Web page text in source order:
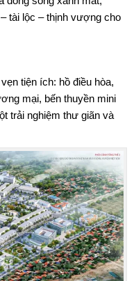
tài lộc – thịnh vượng cho
tiện ích: hồ điều hòa,
mại, bến thuyền mini
trải nghiệm thư giãn và